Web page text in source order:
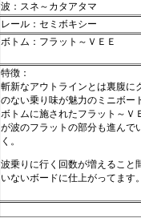
波：スネ～カタアタマ
レール：セミボキシー
ボトム：フラット～ＶＥＥ
特徴：
斬新なアウトラインとは裏腹に
のない乗り味が魅力のミニボー
ボトムに施されたフラット～Ｖ
が波のフラットの部分も進んで
く。
波乗りに行く回数が増えること
いないボードに仕上がってます